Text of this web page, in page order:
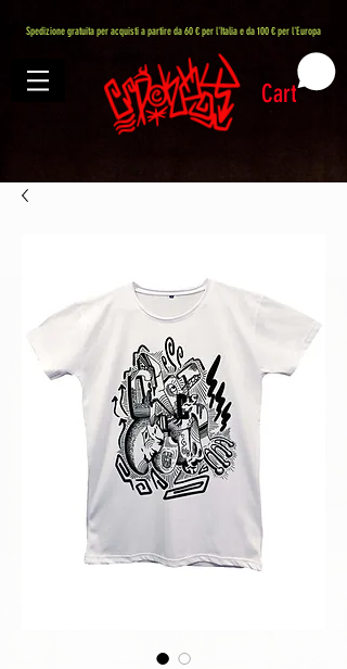
Spedizione gratuita per acquisti a partire da 60 € per l'Italia e da 100 € per l'Europa
Cart